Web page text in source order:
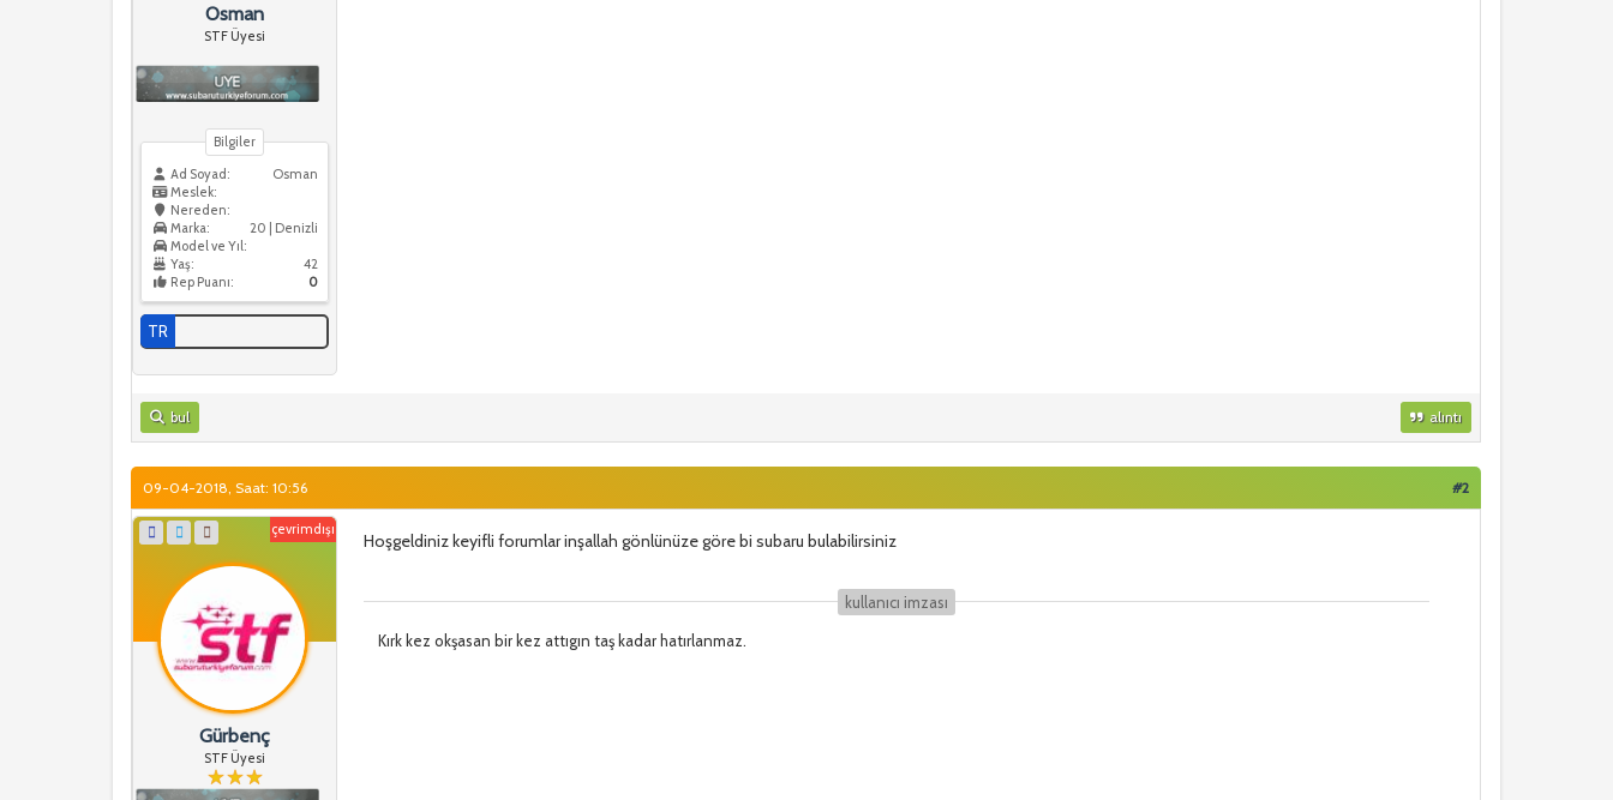
Osman
STF Üyesi
Bilgiler
Ad Soyad:
Osman
Meslek:
Nereden:
20 | Denizli
Marka:
Model ve Yıl:
Yaş:
42
Rep Puanı:
0
TR
bul alıntı
#2
09-04-2018, Saat: 10:56
çevrimdışı
Gürbenç
STF Üyesi
Hoşgeldiniz keyifli forumlar inşallah gönlünüze göre bi subaru bulabilirsiniz
kullanıcı i̇mzası
Kırk kez okşasan bir kez attıgın taş kadar hatırlanmaz.